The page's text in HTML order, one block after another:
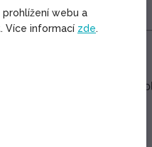
prohlížení webu a
Více informací zde.
ve stínu. Žehlení při